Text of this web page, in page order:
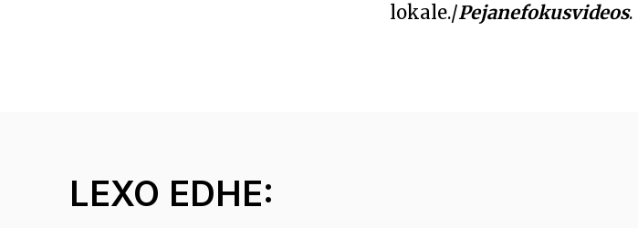
lokale./Pejanefokusvideos.
LEXO EDHE: